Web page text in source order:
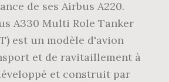
de ses Airbus A220.
A330 Multi Role Tanker
est un modèle d'avion
et de ravitaillement à
et construit par